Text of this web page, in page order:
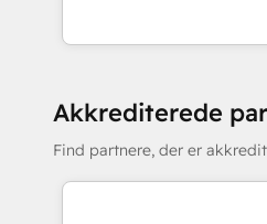
Akkrediterede
Find partnere, der er